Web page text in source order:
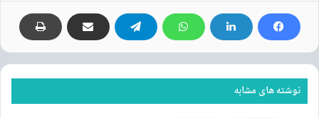
باتری ال‌جی است، روز چهارشنبه (۶ نوامبر) اعلام کرد که آماده همکاری با
ترامپ است. در ادامه این بیانیه آمده است که چهار سال آینده برای اطمینان از
توسعه و استقرار این فناوری‌ها در کارخانه‌های آمریکایی حیاتی است. سهام
شرط می‌بندند که این شرکت از روابط نزدیک ایلان ماسک، مدیر عامل این
شرکت با ترامپ سود می‌برد.
نوشته های مشابه